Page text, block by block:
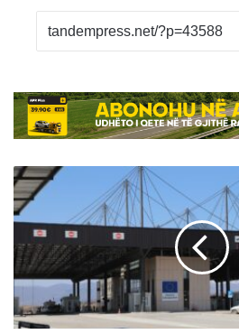
U
nis
prej
Medvegjës
për
Prishtinë,
si
u
ndalua